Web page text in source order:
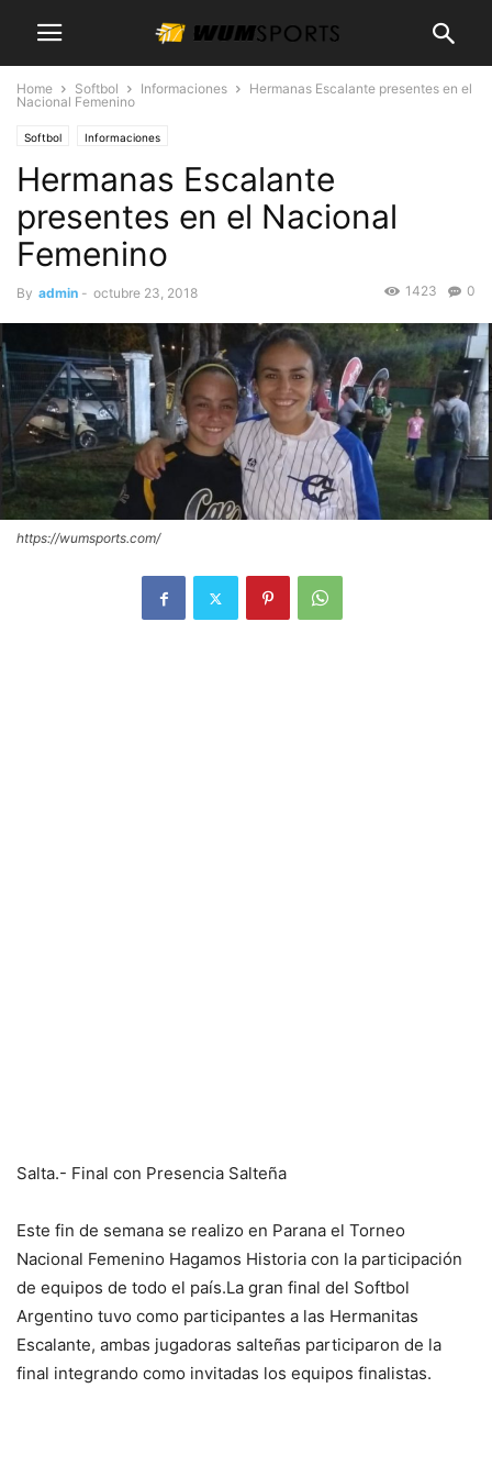
Home Softbol Informaciones
Hermanas Escalante presentes en el
Nacional Femenino
Softbol Informaciones
Hermanas Escalante
presentes en el Nacional
Femenino
By admin - octubre 23, 2018 0
1423
https://wumsports.com/
Salta.- Final con Presencia Salteña
Este fin de semana se realizo en Parana el Torneo
Nacional Femenino Hagamos Historia con la participación
de equipos de todo el país.La gran final del Softbol
Argentino tuvo como participantes a las Hermanitas
Escalante, ambas jugadoras salteñas participaron de la
final integrando como invitadas los equipos finalistas.